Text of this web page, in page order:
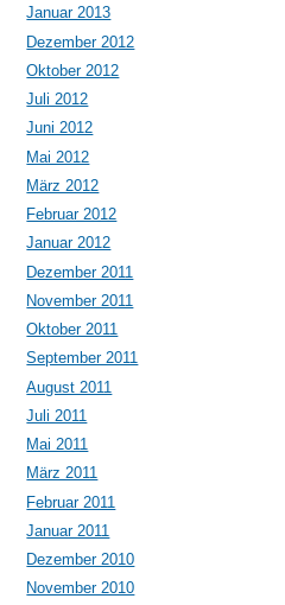
Januar 2013
Dezember 2012
Oktober 2012
Juli 2012
Juni 2012
Mai 2012
März 2012
Februar 2012
Januar 2012
Dezember 2011
November 2011
Oktober 2011
September 2011
August 2011
Juli 2011
Mai 2011
März 2011
Februar 2011
Januar 2011
Dezember 2010
November 2010